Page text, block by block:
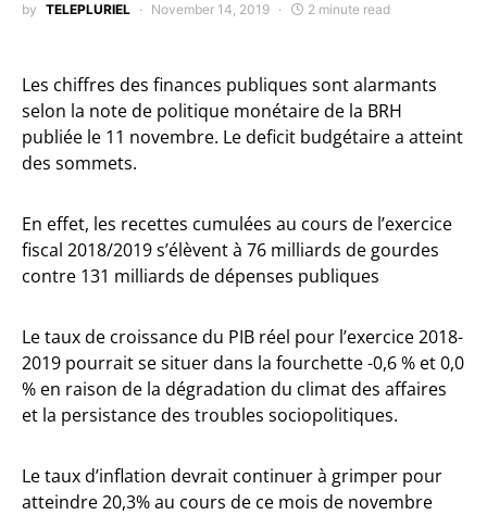
by TELEPLURIEL November 14, 2019 2 minute read
Les chiffres des finances publiques sont alarmants
selon la note de politique monétaire de la BRH
publiée le 11 novembre. Le deficit budgétaire a atteint
des sommets.
En effet, les recettes cumulées au cours de l’exercice
fiscal 2018/2019 s’élèvent à 76 milliards de gourdes
contre 131 milliards de dépenses publiques
Le taux de croissance du PIB réel pour l’exercice 2018-
2019 pourrait se situer dans la fourchette -0,6 % et 0,0
% en raison de la dégradation du climat des affaires
et la persistance des troubles sociopolitiques.
Le taux d’inflation devrait continuer à grimper pour
atteindre 20,3% au cours de ce mois de novembre